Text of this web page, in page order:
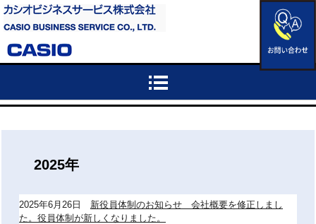
2025年
2025年6月26日 新役員体制のお知らせ 会社概要を修正しまし
た。役員体制が新しくなりました。